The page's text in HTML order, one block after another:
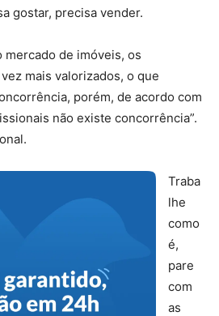
gostar, precisa vender.
de imóveis, os
mais valorizados, o que
porém, de acordo com
não existe concorrência”.
Traba
lhe
como
é,
pare
com
as